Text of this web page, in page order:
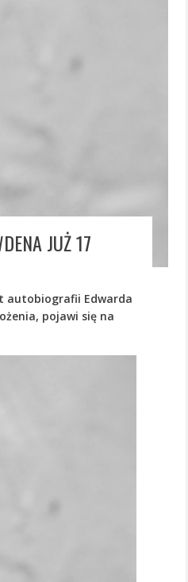
JUŻ 17
autobiografii Edwarda
pojawi się na